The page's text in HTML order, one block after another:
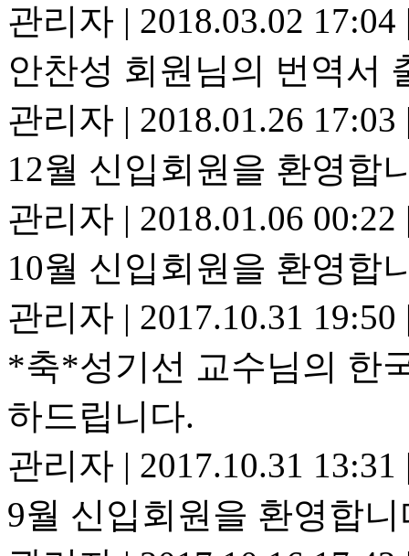
관리자 | 2018.03.02 17:04
안찬성 회원님의 번역서
관리자 | 2018.01.26 17:03
12월 신입회원을 환영합
관리자 | 2018.01.06 00:22
10월 신입회원을 환영합
관리자 | 2017.10.31 19:50
*축*성기선 교수님의 한
하드립니다.
관리자 | 2017.10.31 13:31
9월 신입회원을 환영합니